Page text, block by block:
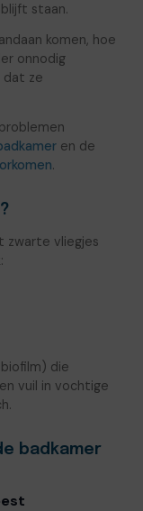
staan.
komen, hoe
onnodig
dat ze
en de
.
zwarte vliegjes
die
vuil in vochtige
badkamer